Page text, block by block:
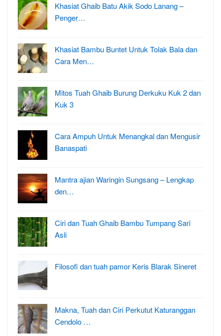
Khasiat Ghaib Batu Akik Sodo Lanang –
Penger…
Khasiat Bambu Buntet Untuk Tolak Bala dan
Cara Men…
Mitos Tuah Ghaib Burung Derkuku Kuk 2 dan
Kuk 3
Cara Ampuh Untuk Menangkal dan Mengusir
Banaspati
Mantra ajian Waringin Sungsang – Lengkap
den…
Ciri dan Tuah Ghaib Bambu Tumpang Sari
Asli
Filosofi dan tuah pamor Keris Blarak Sineret
Makna, Tuah dan Ciri Perkutut Katuranggan
Cendolo …